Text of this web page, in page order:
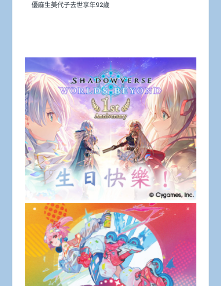
優麻生美代子去世享年92歲